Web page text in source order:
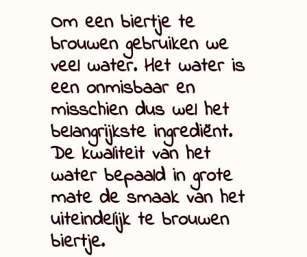
Om een biertje te
brouwen gebruiken we
veel water. Het water is
een onmisbaar en
misschien dus wel het
belangrijkste ingrediënt.
De kwaliteit van het
water bepaald in grote
mate de smaak van het
uiteindelijk te brouwen
biertje.